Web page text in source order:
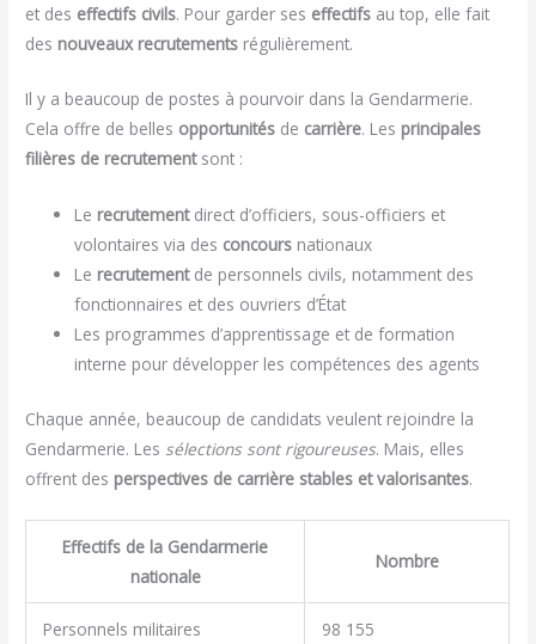
et des effectifs civils. Pour garder ses effectifs au top, elle fait
des nouveaux recrutements régulièrement.
Il y a beaucoup de postes à pourvoir dans la Gendarmerie.
Cela offre de belles opportunités de carrière. Les principales
filières de recrutementsont :
Le recrutementdirect d’officiers, sous-officiers et
volontaires via des concours nationaux
Le recrutementde personnels civils, notamment des
fonctionnaires et des ouvriers d’État
Les programmes d’apprentissage et de formation
interne pour développer les compétences des agents
Chaque année, beaucoup de candidats veulent rejoindre la
Gendarmerie. Les sélections sont rigoureuses. Mais, elles
offrent des perspectives de carrière stables et valorisantes.
Effectifs de la Gendarmerie
nationale
Nombre
Personnels militaires 98 155